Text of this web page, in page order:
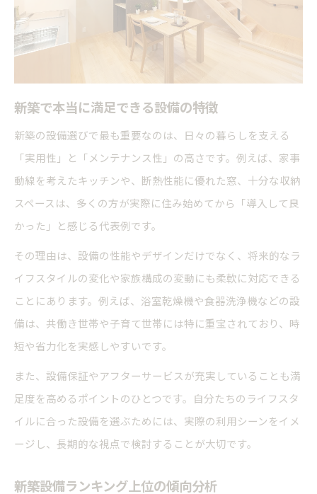
新築で本当に満足できる設備の特徴
新築の設備選びで最も重要なのは、日々の暮らしを支える
「実用性」と「メンテナンス性」の高さです。例えば、家事
動線を考えたキッチンや、断熱性能に優れた窓、十分な収納
スペースは、多くの方が実際に住み始めてから「導入して良
かった」と感じる代表例です。
その理由は、設備の性能やデザインだけでなく、将来的なラ
イフスタイルの変化や家族構成の変動にも柔軟に対応できる
ことにあります。例えば、浴室乾燥機や食器洗浄機などの設
備は、共働き世帯や子育て世帯には特に重宝されており、時
短や省力化を実感しやすいです。
また、設備保証やアフターサービスが充実していることも満
足度を高めるポイントのひとつです。自分たちのライフスタ
イルに合った設備を選ぶためには、実際の利用シーンをイメ
ージし、長期的な視点で検討することが大切です。
新築設備ランキング上位の傾向分析